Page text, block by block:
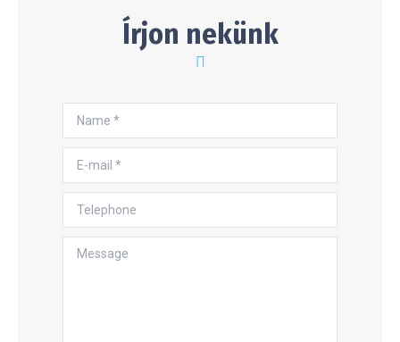
Írjon nekünk
Name *
E-mail *
Telephone
Message